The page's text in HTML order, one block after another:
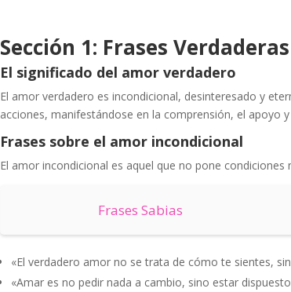
Sección 1: Frases
El significado del amor verdadero
El amor verdadero es incondicional, desinteresado y
acciones, manifestándose en la comprensión, el apoyo
Frases sobre el amor incondicional
El amor incondicional es aquel que no pone condiciones
Frases Sabias
«El verdadero amor no se trata de cómo te sientes,
«Amar es no pedir nada a cambio, sino estar